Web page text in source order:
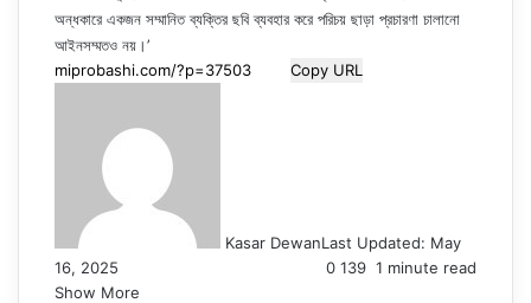
অন্ধকারে একজন সম্মানিত ব্যক্তির ছবি ব্যবহার করে পরিচয় ছাড়া প্রচারণা চালানো
আইনসম্মতও নয়।’
Copy URL
Kasar DewanLast Updated: May
16, 2025
0 139 1 minute read
Show More